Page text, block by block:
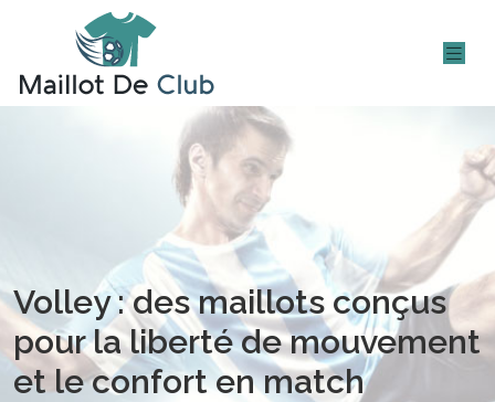
Volley : des maillots conçus
pour la liberté de mouvement
et le confort en match